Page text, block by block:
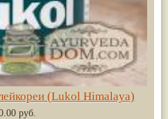
(Lukol Himalaya)
руб.